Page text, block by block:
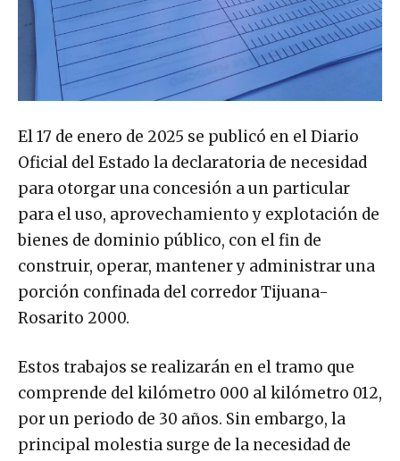
El 17 de enero de 2025 se publicó en el Diario
Oficial del Estado la declaratoria de necesidad
para otorgar una concesión a un particular
para el uso, aprovechamiento y explotación de
bienes de dominio público, con el fin de
construir, operar, mantener y administrar una
porción confinada del corredor Tijuana-
Rosarito 2000.
Estos trabajos se realizarán en el tramo que
comprende del kilómetro 000 al kilómetro 012,
por un periodo de 30 años. Sin embargo, la
principal molestia surge de la necesidad de